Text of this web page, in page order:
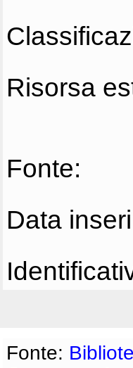
Risorsa
Fonte:
Data
Fonte: